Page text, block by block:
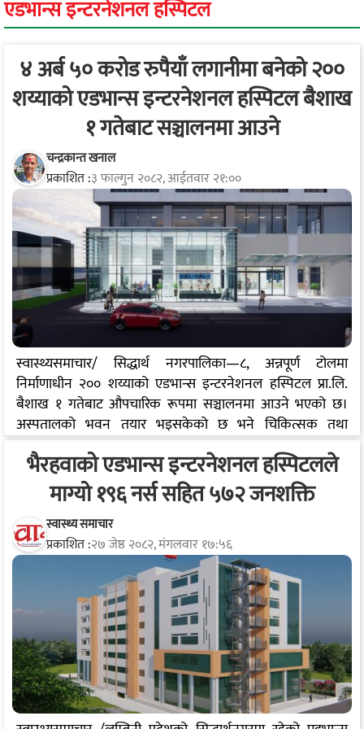
एडभान्स इन्टरनेशनल हस्पिटल
४ अर्ब ५० करोड रुपैयाँ लगानीमा बनेको २००
शय्याको एडभान्स इन्टरनेशनल हस्पिटल बैशाख
१ गतेबाट सञ्चालनमा आउने
चन्द्रकान्त खनाल
प्रकाशित :३ फाल्गुन २०८२, आईतवार २१:००
स्वास्थ्यसमाचार/ सिद्धार्थ नगरपालिका—८, अन्नपूर्ण टोलमा
निर्माणाधीन २०० शय्याको एडभान्स इन्टरनेशनल हस्पिटल प्रा.लि.
बैशाख १ गतेबाट औपचारिक रूपमा सञ्चालनमा आउने भएको छ।
अस्पतालको भवन तयार भइसकेको छ भने चिकित्सक तथा
कर्मचारीको नियुक्ति पनि पूरा भइसकेको अस्पताल ब्यबस्थापनले
जनाएको छ । अस्पतालमा ४ अर्ब ५० करोड रुपैयाँ लागतमा सात
तलाको अत्याधुनिक भवनमा सेवा निमार्ण गरिएको छ। हस्पिटलमा
न्यूरोलोजी, कार्डियोलोजी, अर्थोपेडिक्स, अब्स-गाइनोकोलोजी
लगायतका विशेषज्ञ सेवा उपलब्ध हुनेछ। रेडियोलोजी, प्याथोलोजी,
अल्ट्रासाउण्ड, इसिजी, इको कार्डियोग्राफी, इण्डोस्कोपी, ब्रोंन्कोस्कोपी,
कोलोनोस्कोपी जस्ता अत्याधुनिक परीक्षण तथा उपचार सुविधा पनि
उपलब्ध गराइने अस्पतालका अध्यक्ष कमल भण्डारीले बताउनु भयो।
उहाले भन्नु…
भैरहवाको एडभान्स इन्टरनेशनल हस्पिटलले
माग्यो १९६ नर्स सहित ५७२ जनशक्ति
स्वास्थ्य समाचार
प्रकाशित :२७ जेष्ठ २०८२, मंगलवार १७:५६